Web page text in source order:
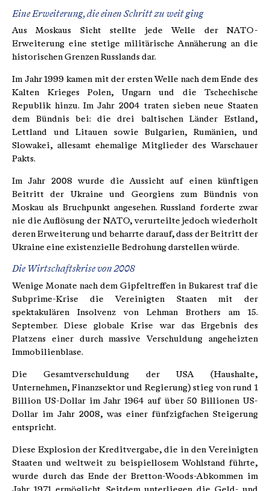
Eine Erweiterung, die einen Schritt zu weit ging
Aus Moskaus Sicht stellte jede Welle der NATO-
Erweiterung eine stetige militärische Annäherung an die
historischen Grenzen Russlands dar.
Im Jahr 1999 kamen mit der ersten Welle nach dem Ende des
Kalten Krieges Polen, Ungarn und die Tschechische
Republik hinzu. Im Jahr 2004 traten sieben neue Staaten
dem Bündnis bei: die drei baltischen Länder Estland,
Lettland und Litauen sowie Bulgarien, Rumänien, und
Slowakei, allesamt ehemalige Mitglieder des Warschauer
Pakts.
Im Jahr 2008 wurde die Aussicht auf einen künftigen
Beitritt der Ukraine und Georgiens zum Bündnis von
Moskau als Bruchpunkt angesehen. Russland forderte zwar
nie die Auflösung der NATO, verurteilte jedoch wiederholt
deren Erweiterung und beharrte darauf, dass der Beitritt der
Ukraine eine existenzielle Bedrohung darstellen würde.
Die Wirtschaftskrise von 2008
Wenige Monate nach dem Gipfeltreffen in Bukarest traf die
Subprime-Krise die Vereinigten Staaten mit der
spektakulären Insolvenz von Lehman Brothers am 15.
September. Diese globale Krise war das Ergebnis des
Platzens einer durch massive Verschuldung angeheizten
Immobilienblase.
Die Gesamtverschuldung der USA (Haushalte,
Unternehmen, Finanzsektor und Regierung) stieg von rund 1
Billion US-Dollar im Jahr 1964 auf über 50 Billionen US-
Dollar im Jahr 2008, was einer fünfzigfachen Steigerung
entspricht.
Diese Explosion der Kreditvergabe, die in den Vereinigten
Staaten und weltweit zu beispiellosem Wohlstand führte,
wurde durch das Ende der Bretton-Woods-Abkommen im